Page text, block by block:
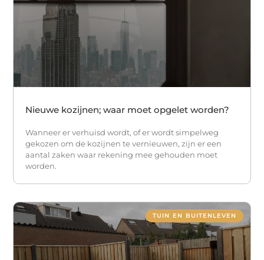
Nieuwe kozijnen; waar moet opgelet worden?
Wanneer er verhuisd wordt, of er wordt simpelweg
gekozen om de kozijnen te vernieuwen, zijn er een
aantal zaken waar rekening mee gehouden moet
worden.
TUIN EN BUITENLEVEN